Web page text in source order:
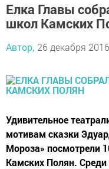
Елка Главы
школ Камских
Автор, 26 декабря
Удивительное
мотивам сказки
Мороза» посмотрели
Камских Полян.